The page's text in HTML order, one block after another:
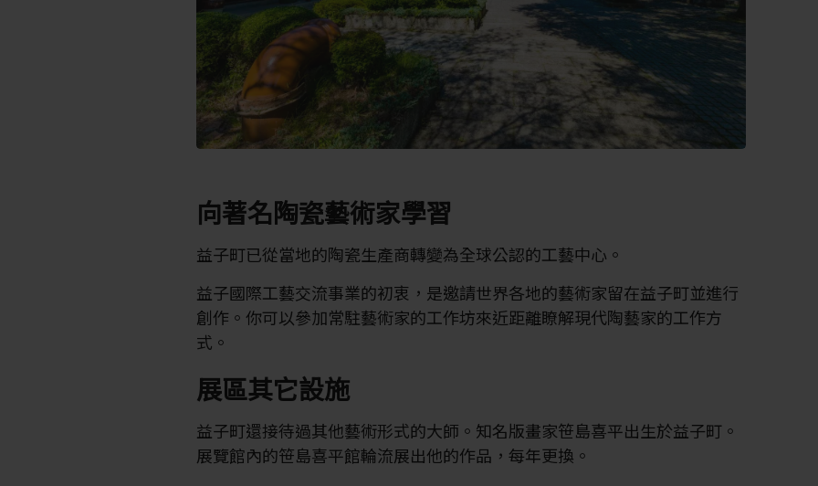
向著名陶瓷藝術家學習
益子町已從當地的陶瓷生產商轉變為全球公認的工藝中心。
益子國際工藝交流事業的初衷，是邀請世界各地的藝術家留在益子町並進行
創作。你可以參加常駐藝術家的工作坊來近距離瞭解現代陶藝家的工作方
式。
展區其它設施
益子町還接待過其他藝術形式的大師。知名版畫家笹島喜平出生於益子町。
展覽館內的笹島喜平館輪流展出他的作品，每年更換。